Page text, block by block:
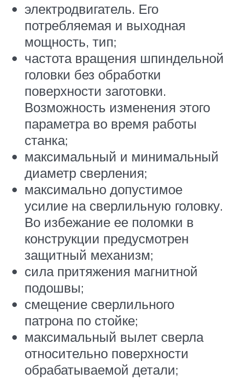
электродвигатель. Его
потребляемая и выходная
мощность, тип;
частота вращения шпиндельной
головки без обработки
поверхности заготовки.
Возможность изменения этого
параметра во время работы
станка;
максимальный и минимальный
диаметр сверления;
максимально допустимое
усилие на сверлильную головку.
Во избежание ее поломки в
конструкции предусмотрен
защитный механизм;
сила притяжения магнитной
подошвы;
смещение сверлильного
патрона по стойке;
максимальный вылет сверла
относительно поверхности
обрабатываемой детали;